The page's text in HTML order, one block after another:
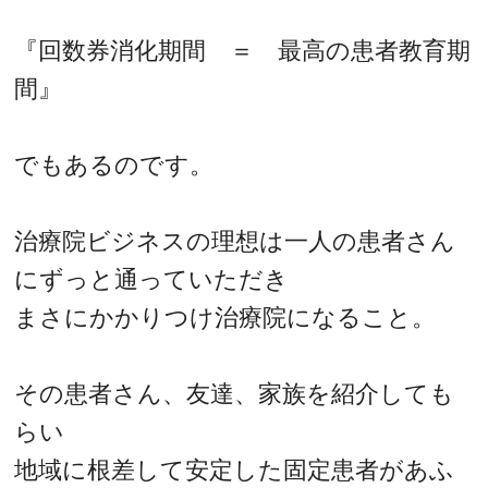
『回数券消化期間 ＝ 最高の患者教育期
間』
でもあるのです。
治療院ビジネスの理想は一人の患者さん
にずっと通っていただき
まさにかかりつけ治療院になること。
その患者さん、友達、家族を紹介しても
らい
地域に根差して安定した固定患者があふ